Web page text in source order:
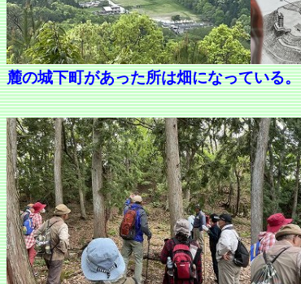
麓の城下町があった所は畑になっている。